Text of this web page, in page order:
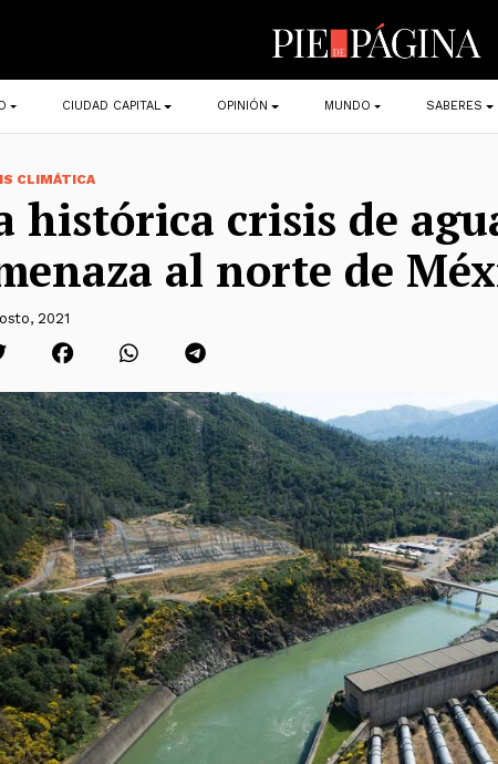
CIUDAD CAPITAL OPINIÓN MUNDO SABERES
CLIMÁTICA
histórica crisis de
al norte de
2021